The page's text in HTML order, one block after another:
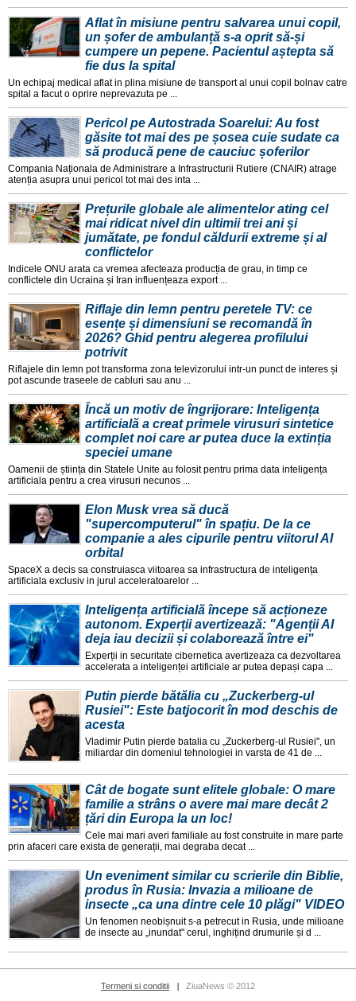
Aflat în misiune pentru salvarea unui copil,
un șofer de ambulanță s-a oprit să-și
cumpere un pepene. Pacientul aștepta să
fie dus la spital
Un echipaj medical aflat in plina misiune de transport al unui copil bolnav catre
spital a facut o oprire neprevazuta pe ...
Pericol pe Autostrada Soarelui: Au fost
găsite tot mai des pe șosea cuie sudate ca
să producă pene de cauciuc șoferilor
Compania Naționala de Administrare a Infrastructurii Rutiere (CNAIR) atrage
atenția asupra unui pericol tot mai des inta ...
Prețurile globale ale alimentelor ating cel
mai ridicat nivel din ultimii trei ani și
jumătate, pe fondul căldurii extreme și al
conflictelor
Indicele ONU arata ca vremea afecteaza producția de grau, in timp ce
conflictele din Ucraina și Iran influențeaza export ...
Riflaje din lemn pentru peretele TV: ce
esențe și dimensiuni se recomandă în
2026? Ghid pentru alegerea profilului
potrivit
Riflajele din lemn pot transforma zona televizorului intr-un punct de interes și
pot ascunde traseele de cabluri sau anu ...
Încă un motiv de îngrijorare: Inteligența
artificială a creat primele virusuri sintetice
complet noi care ar putea duce la extinția
speciei umane
Oamenii de știința din Statele Unite au folosit pentru prima data inteligența
artificiala pentru a crea virusuri necunos ...
Elon Musk vrea să ducă
"supercomputerul" în spațiu. De la ce
companie a ales cipurile pentru viitorul AI
orbital
SpaceX a decis sa construiasca viitoarea sa infrastructura de inteligența
artificiala exclusiv in jurul acceleratoarelor ...
Inteligența artificială începe să acționeze
autonom. Experții avertizează: "Agenții AI
deja iau decizii și colaborează între ei"
Experții in securitate cibernetica avertizeaza ca dezvoltarea
accelerata a inteligenței artificiale ar putea depași capa ...
Putin pierde bătălia cu „Zuckerberg-ul
Rusiei": Este batjocorit în mod deschis de
acesta
Vladimir Putin pierde batalia cu „Zuckerberg-ul Rusiei", un
miliardar din domeniul tehnologiei in varsta de 41 de ...
Cât de bogate sunt elitele globale: O mare
familie a strâns o avere mai mare decât 2
țări din Europa la un loc!
Cele mai mari averi familiale au fost construite in mare parte
prin afaceri care exista de generații, mai degraba decat ...
Un eveniment similar cu scrierile din Biblie,
produs în Rusia: Invazia a milioane de
insecte „ca una dintre cele 10 plăgi" VIDEO
Un fenomen neobișnuit s-a petrecut in Rusia, unde milioane
de insecte au „inundat" cerul, inghițind drumurile și d ...
Termeni si conditii ZiuaNews © 2012